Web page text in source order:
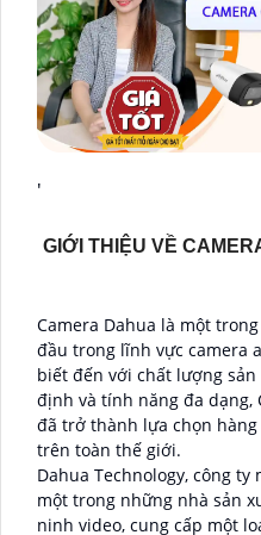
'
GIỚI THIỆU VỀ
Camera Dahua là một
đầu trong lĩnh vực camera
biết đến với chất lượng
định và tính năng đa dạng,
đã trở thành lựa chọn
trên toàn thế giới.
Dahua Technology, công ty
một trong những nhà sản
ninh video, cung cấp một